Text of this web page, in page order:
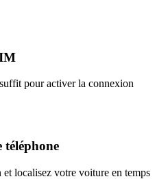
pour activer la connexion
téléphone
localisez votre voiture en temps